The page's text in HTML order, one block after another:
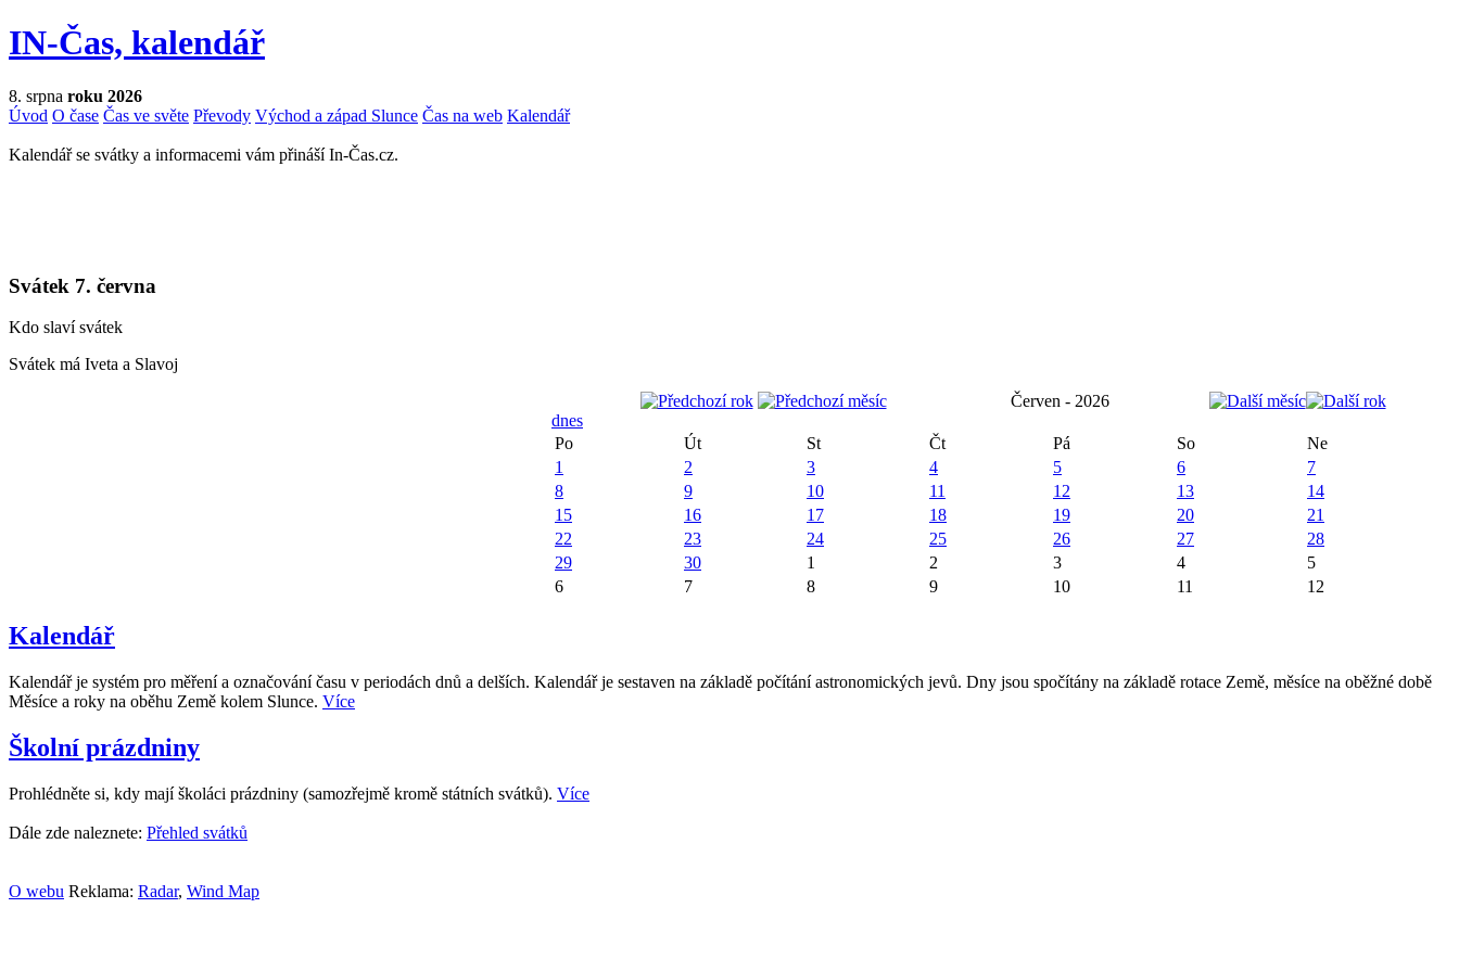
IN-Čas, kalendář
8. srpna roku 2026
Úvod O čase Čas ve světe Převody Východ a západ Slunce Čas na web Kalendář
Kalendář se svátky a informacemi vám přináší In-Čas.cz.
Svátek 7. června
Kdo slaví svátek
Svátek má Iveta a Slavoj
Červen - 2026
dnes
Po
Út St Čt Pá So
Ne
1
2 3 4 5 6
7
8
9 10 11 12 13
14
15
16 17 18 19 20
21
22
23 24 25 26 27
28
29
30 1 2 3 4
5
6
7 8 9 10 11 12
Kalendář
Kalendář je systém pro měření a označování času v periodách dnů a delších. Kalendář je sestaven na základě počítání astronomických jevů. Dny jsou spočítány na základě rotace Země, měsíce na oběžné době
Měsíce a roky na oběhu Země kolem Slunce. Více
Školní prázdniny
Prohlédněte si, kdy mají školáci prázdniny (samozřejmě kromě státních svátků). Více
Dále zde naleznete: Přehled svátků
O webu Reklama: Radar, Wind Map